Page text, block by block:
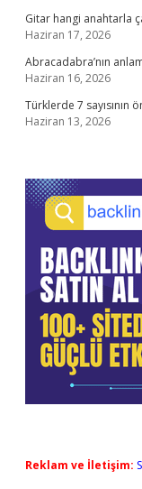
Gitar hangi anahtarla
Haziran 17, 2026
Abracadabra’nın
Haziran 16, 2026
Türklerde 7 sayısının
Haziran 13, 2026
Reklam ve İletişim: